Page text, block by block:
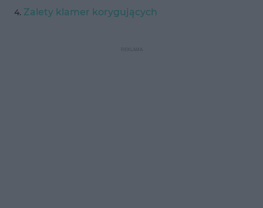
Zalety klamer korygujących